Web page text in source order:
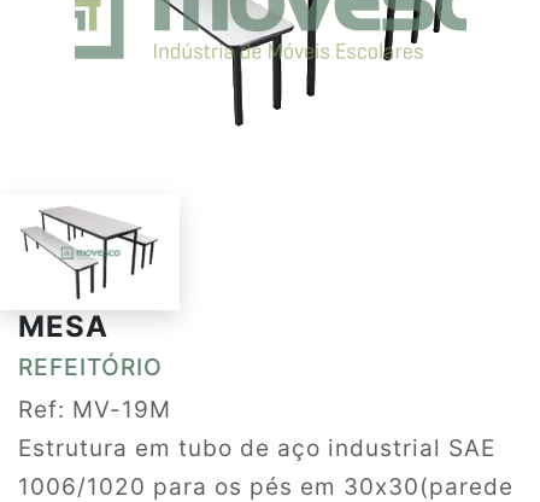
MESA
REFEITÓRIO
Ref: MV-19M
Estrutura em tubo de aço industrial SAE
1006/1020 para os pés em 30x30(parede